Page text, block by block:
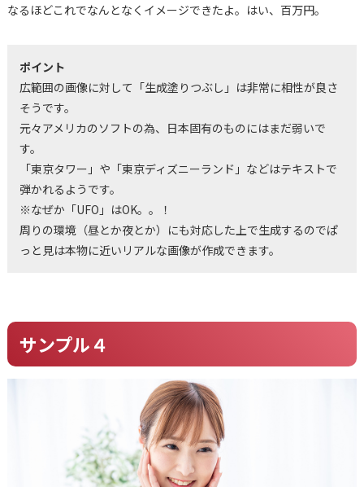
なるほどこれでなんとなくイメージできたよ。はい、百万円。
ポイント
広範囲の画像に対して「生成塗りつぶし」は非常に相性が良さ
そうです。
元々アメリカのソフトの為、日本固有のものにはまだ弱いで
す。
「東京タワー」や「東京ディズニーランド」などはテキストで
弾かれるようです。
※なぜか「UFO」はOK。。！
周りの環境（昼とか夜とか）にも対応した上で生成するのでぱ
っと見は本物に近いリアルな画像が作成できます。
サンプル４